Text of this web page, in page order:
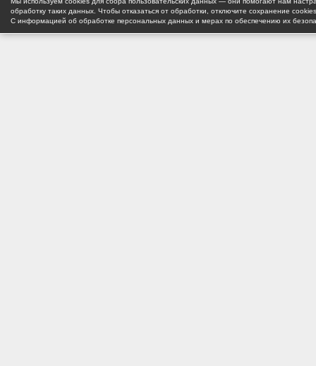
обработку таких данных. Чтобы отказаться от обработки, отключите сохранение
С информацией об обработке персональных данных и мерах по обеспечению их